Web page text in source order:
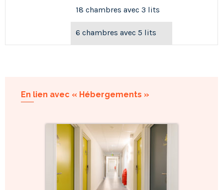
18 chambres avec 3 lits
6 chambres avec 5 lits
En lien avec « Hébergements »